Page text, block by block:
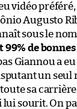
vidéo préféré,
Augusto
sous le
99% de
Giannou a
un seul
sa carrière
lui sourit. On